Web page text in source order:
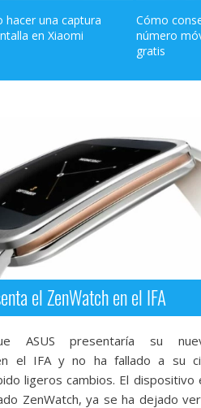
hacer una captura
en Xiaomi
Cómo
número
gratis
el ZenWatch en el IFA
ASUS presentaría su
el IFA y no ha fallado a su
ligeros cambios. El dispositivo
ZenWatch, ya se ha dejado